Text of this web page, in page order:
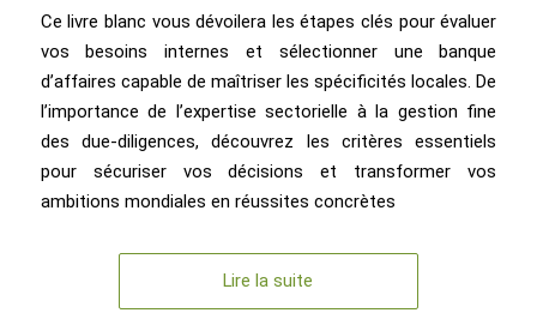
Ce livre blanc vous dévoilera les étapes clés pour évaluer
vos besoins internes et sélectionner une banque
d’affaires capable de maîtriser les spécificités locales. De
l’importance de l’expertise sectorielle à la gestion fine
des due-diligences, découvrez les critères essentiels
pour sécuriser vos décisions et transformer vos
ambitions mondiales en réussites concrètes
Lire la suite